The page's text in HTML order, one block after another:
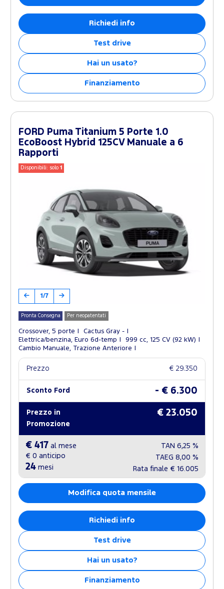
Richiedi info
Test drive
Hai un usato?
Finanziamento
FORD Puma Titanium 5 Porte 1.0
EcoBoost Hybrid 125CV Manuale a 6
Rapporti
Disponibili: solo1
1/7
Pronta Consegna Per neopatentati
Crossover, 5 porte
Cactus Gray -
Elettrica/benzina, Euro 6d-temp
999 cc, 125 CV (92 kW)
Cambio Manuale, Trazione Anteriore
Prezzo € 29.350
Sconto Ford - € 6.300
Prezzo in
Promozione
€ 23.050
€ 417 al mese
€ 0 anticipo
24 mesi
TAN 6,25 %
TAEG 8,00 %
Rata finale € 16.005
Modifica quota mensile
Richiedi info
Test drive
Hai un usato?
Finanziamento